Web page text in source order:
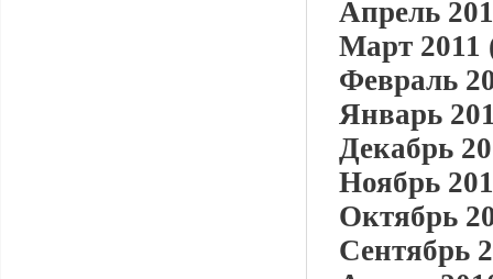
Апрель
Март 2011
Февраль
Январь
Декабрь
Ноябрь
Октябрь
Сентябрь